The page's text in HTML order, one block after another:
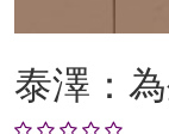
泰澤：